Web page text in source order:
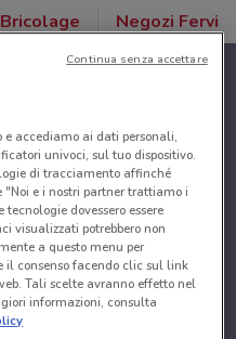
Bricolage Negozi Fervi
accediamo ai dati personali,
univoci, sul tuo dispositivo.
di tracciamento affinché
e i nostri partner trattiamo i
dovessero essere
visualizzati potrebbero non
a questo menu per
il consenso facendo clic sul link
Tali scelte avranno effetto nel
informazioni, consulta
Continua senza accettare